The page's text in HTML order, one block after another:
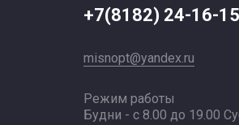
+7(8182) 24-16-15
misnopt@yandex.ru
Режим работы
Будни - с 8.00 до 19.00